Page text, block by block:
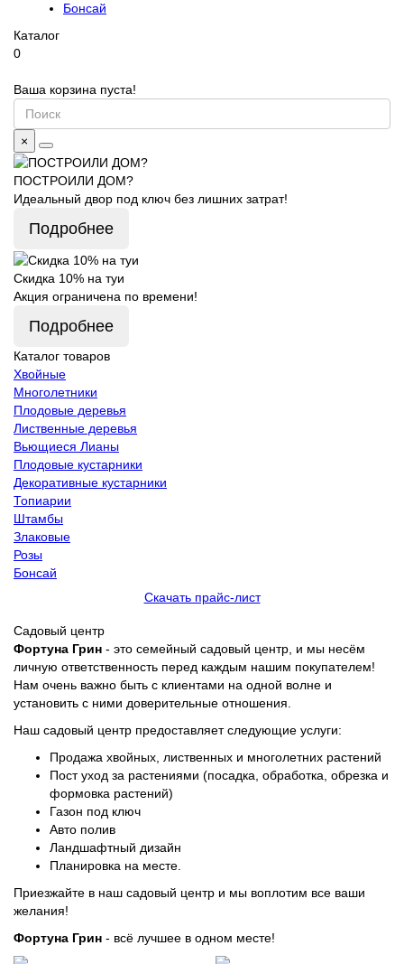
Бонсай
Каталог
0
Ваша корзина пуста!
×
ПОСТРОИЛИ ДОМ?
Идеальный двор под ключ без лишних затрат!
Подробнее
Скидка 10% на туи
Акция ограничена по времени!
Подробнее
Каталог товаров
Хвойные
Многолетники
Плодовые деревья
Лиственные деревья
Вьющиеся Лианы
Плодовые кустарники
Декоративные кустарники
Топиарии
Штамбы
Злаковые
Розы
Бонсай
Скачать прайс-лист
Садовый центр
Фортуна Грин - это семейный садовый центр, и мы несём
личную ответственность перед каждым нашим покупателем!
Нам очень важно быть с клиентами на одной волне и
установить с ними доверительные отношения.
Наш садовый центр предоставляет следующие услуги:
Продажа хвойных, лиственных и многолетних растений
Пост уход за растениями (посадка, обработка, обрезка и
формовка растений)
Газон под ключ
Авто полив
Ландшафтный дизайн
Планировка на месте.
Приезжайте в наш садовый центр и мы воплотим все ваши
желания!
Фортуна Грин - всё лучшее в одном месте!